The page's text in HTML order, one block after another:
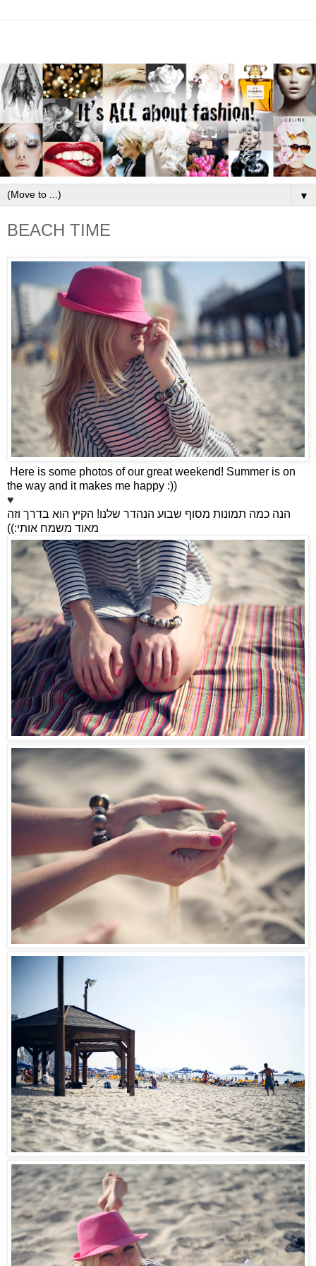
▼
BEACH TIME
Here is some photos of our great weekend! Summer is on
the way and it makes me happy :))
♥
הנה כמה תמונות מסוף שבוע הנהדר שלנו! הקיץ הוא בדרך וזה
מאוד משמח אותי:))